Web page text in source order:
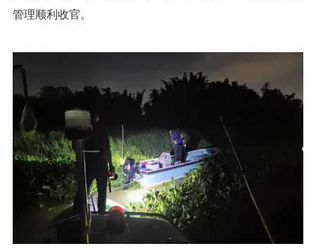
管理顺利收官。